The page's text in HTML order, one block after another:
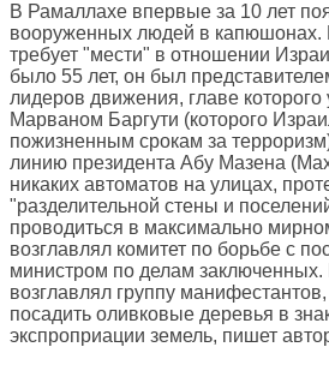
В Рамаллахе впервые за 10 лет
вооруженных людей в капюшонах.
требует "мести" в отношении
было 55 лет, он был
лидеров движения, главе
Марваном Баргути (которого
пожизненным срокам за
линию президента Абу Мазена
никаких автоматов на улицах,
"разделительной стены и
проводиться в максимально
возглавлял комитет по борьбе с
министром по делам заключенных.
возглавлял группу
посадить оливковые деревья в
экспроприации земель, пишет